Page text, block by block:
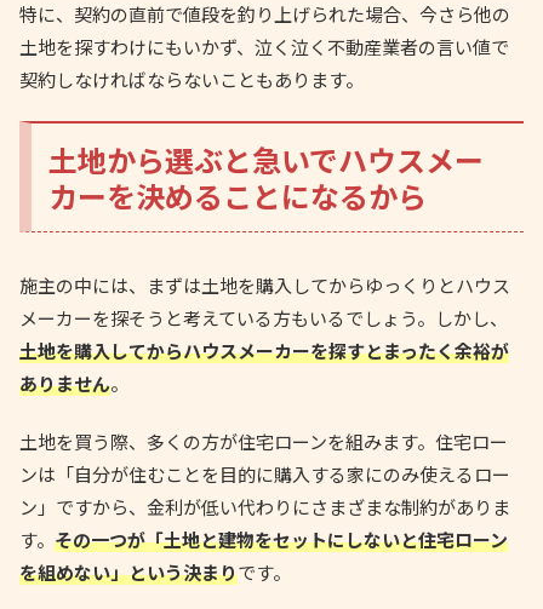
特に、契約の直前で値段を釣り上げられた場合、今さら他の
土地を探すわけにもいかず、泣く泣く不動産業者の言い値で
契約しなければならないこともあります。
土地から選ぶと急いでハウスメー
カーを決めることになるから
施主の中には、まずは土地を購入してからゆっくりとハウス
メーカーを探そうと考えている方もいるでしょう。しかし、
土地を購入してからハウスメーカーを探すとまったく余裕が
ありません。
土地を買う際、多くの方が住宅ローンを組みます。住宅ロー
ンは「自分が住むことを目的に購入する家にのみ使えるロー
ン」ですから、金利が低い代わりにさまざまな制約がありま
す。 その一つが「土地と建物をセットにしないと住宅ローン
を組めない」という決まりです。